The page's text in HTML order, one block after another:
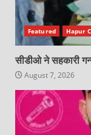
Featured Hapur
सीडीओ ने सहकारी
August 7, 2026